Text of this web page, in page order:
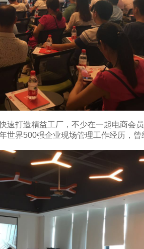
速打造精益工厂，不少在一起电商会
世界500强企业现场管理工作经历，曾